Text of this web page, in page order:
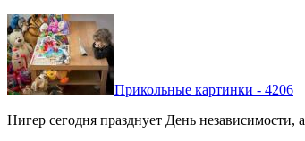
Прикольные картинки - 4206
Нигер сегодня празднует День